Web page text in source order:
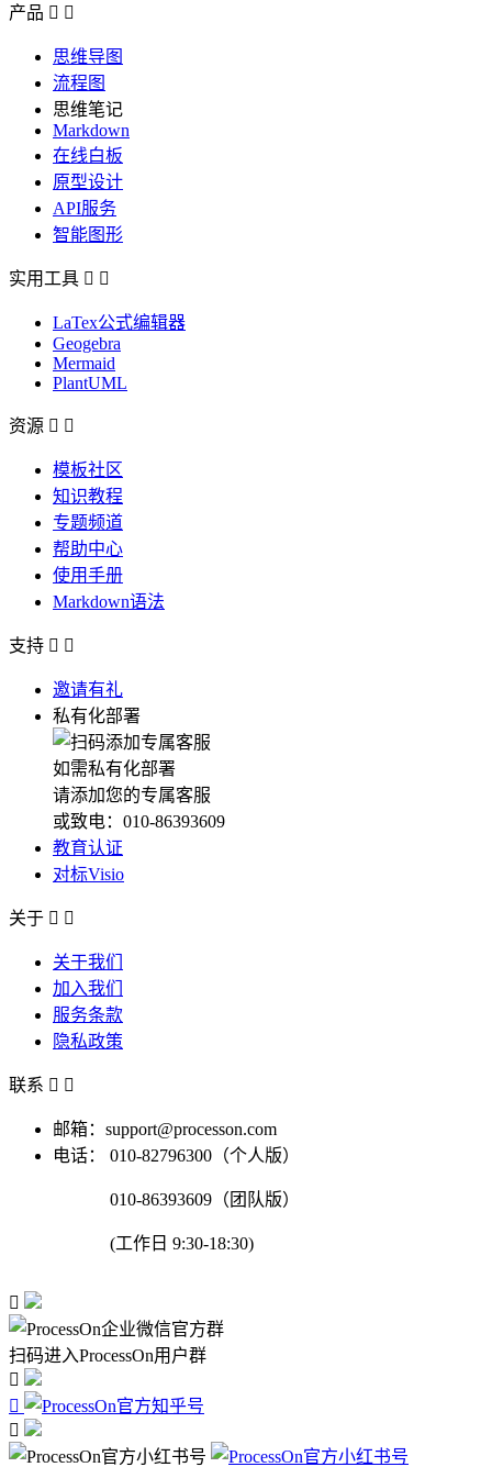
产品  
思维导图
流程图
思维笔记
Markdown
在线白板
原型设计
API服务
智能图形
实用工具  
LaTex公式编辑器
Geogebra
Mermaid
PlantUML
资源  
模板社区
知识教程
专题频道
帮助中心
使用手册
Markdown语法
支持  
邀请有礼
私有化部署
如需私有化部署
请添加您的专属客服
或致电：010-86393609
教育认证
对标Visio
关于  
关于我们
加入我们
服务条款
隐私政策
联系  
邮箱：support@processon.com
电话：
010-82796300（个人版）
010-86393609（团队版）
(工作日 9:30-18:30)

扫码进入ProcessOn用户群


